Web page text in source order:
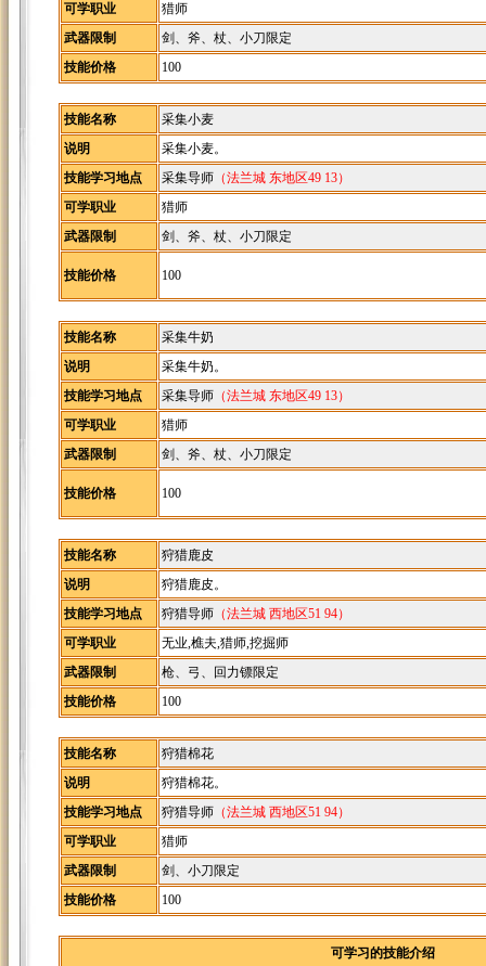
可学职业
猎师
武器限制
剑、斧、杖、小刀限定
技能价格
100
技能名称
采集小麦
说明
采集小麦。
技能学习地点
采集导师 （法兰城 东地区49 13）
可学职业
猎师
武器限制
剑、斧、杖、小刀限定
技能价格 100
技能名称
采集牛奶
说明
采集牛奶。
技能学习地点
采集导师 （法兰城 东地区49 13）
可学职业
猎师
武器限制
剑、斧、杖、小刀限定
技能价格 100
技能名称
狩猎鹿皮
说明
狩猎鹿皮。
技能学习地点
狩猎导师 （法兰城 西地区51 94）
可学职业
无业,樵夫,猎师,挖掘师
武器限制
枪、弓、回力镖限定
技能价格
100
技能名称
狩猎棉花
说明
狩猎棉花。
技能学习地点
狩猎导师 （法兰城 西地区51 94）
可学职业
猎师
武器限制
剑、小刀限定
技能价格
100
可学习的技能介绍